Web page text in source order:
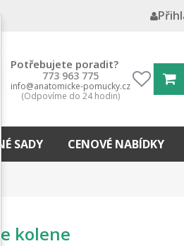
Potřebujete poradit?
773 963 775
info@anatomicke-pomucky.cz
(Odpovíme do 24 hodin)
My
wishlist
SADY CENOVÉ NABÍDKY
kolene